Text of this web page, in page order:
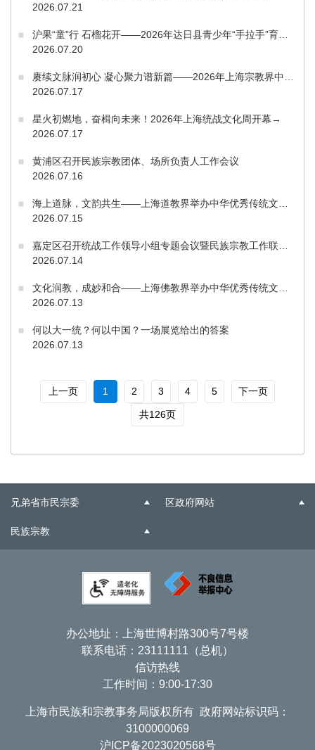
2026.07.21
沪果“童”行 石榴花开——2026年达日县青少年“手拉手”育苗行动在奉贤开营
2026.07.20
赓续文脉润初心 凝心聚力谱新篇——2026年上海宗教界中华优秀传统文化周隆重开幕
2026.07.17
星火初燃地，奋楫向未来！2026年上海统战文化周开幕→
2026.07.17
黄浦区召开民族宗教团体、场所负责人工作会议
2026.07.16
海上道脉，文韵共生——上海道教界举办中华优秀传统文化书画艺术展
2026.07.15
嘉定区召开统战工作领导小组专题会议暨民族宗教工作联席（扩大）会议
2026.07.14
文化润教，成妙和合——上海佛教界举办中华优秀传统文化学习体验活动
2026.07.13
何以大一统？何以中国？一场展览给出的答案
2026.07.13
上一页 1 2 3 4 5 下一页
共126页
兄弟省市民宗委 区政府网站
民族宗教
办公地址：上海世博村路300号7号楼
联系电话：23111111（总机）
信访热线
工作时间：9:00-17:30
上海市民族和宗教事务局版权所有 政府网站标识码：
3100000069
沪ICP备2023020568号